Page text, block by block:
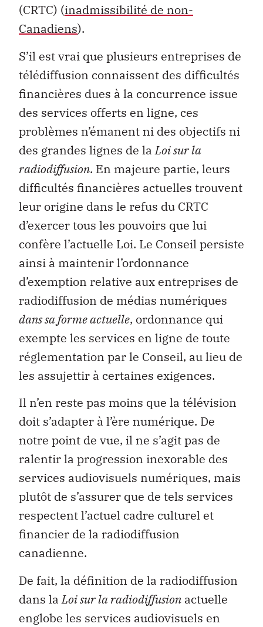
(CRTC) (inadmissibilité de non-
Canadiens).
S’il est vrai que plusieurs entreprises de
télédiffusion connaissent des difficultés
financières dues à la concurrence issue
des services offerts en ligne, ces
problèmes n’émanent ni des objectifs ni
des grandes lignes de laLoi sur la
radiodiffusion. En majeure partie, leurs
difficultés financières actuelles trouvent
leur origine dans le refus du CRTC
d’exercer tous les pouvoirs que lui
confère l’actuelle Loi. Le Conseil persiste
ainsi à maintenir l’ordonnance
d’exemption relative aux entreprises de
radiodiffusion de médias numériques
dans sa forme actuelle, ordonnance qui
exempte les services en ligne de toute
réglementation par le Conseil, au lieu de
les assujettir à certaines exigences.
Il n’en reste pas moins que la télévision
doit s’adapter à l’ère numérique. De
notre point de vue, il ne s’agit pas de
ralentir la progression inexorable des
services audiovisuels numériques, mais
plutôt de s’assurer que de tels services
respectent l’actuel cadre culturel et
financier de la radiodiffusion
canadienne.
De fait, la définition de la radiodiffusion
dans laLoi sur la radiodiffusion actuelle
englobe les services audiovisuels en